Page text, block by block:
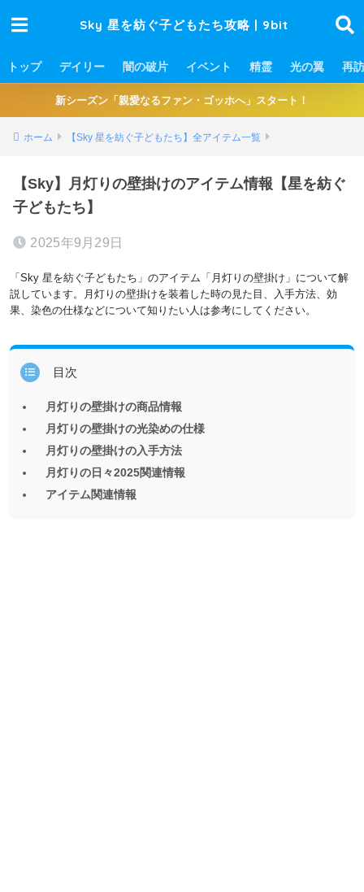
Sky 星を紡ぐ子どもたち攻略 | 9bit
トップ デイリー 闇の破片 イベント 精霊 光の翼 再訪
新シーズン「親愛なるファン・ゴッホへ」スタート！
ホーム 【Sky 星を紡ぐ子どもたち】全アイテム一覧
【Sky】月灯りの壁掛けのアイテム情報【星を紡ぐ
子どもたち】
2025年9月29日
「Sky 星を紡ぐ子どもたち」のアイテム「月灯りの壁掛け」について解
説しています。月灯りの壁掛けを装着した時の見た目、入手方法、効
果、染色の仕様などについて知りたい人は参考にしてください。
目次
月灯りの壁掛けの商品情報
月灯りの壁掛けの光染めの仕様
月灯りの壁掛けの入手方法
月灯りの日々2025関連情報
アイテム関連情報